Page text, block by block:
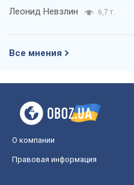
Леонид Невзлин 6,7 т.
Все мнения
О компании
Правовая информация